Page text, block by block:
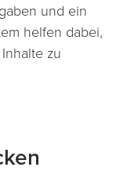
und ein
helfen dabei,
zu